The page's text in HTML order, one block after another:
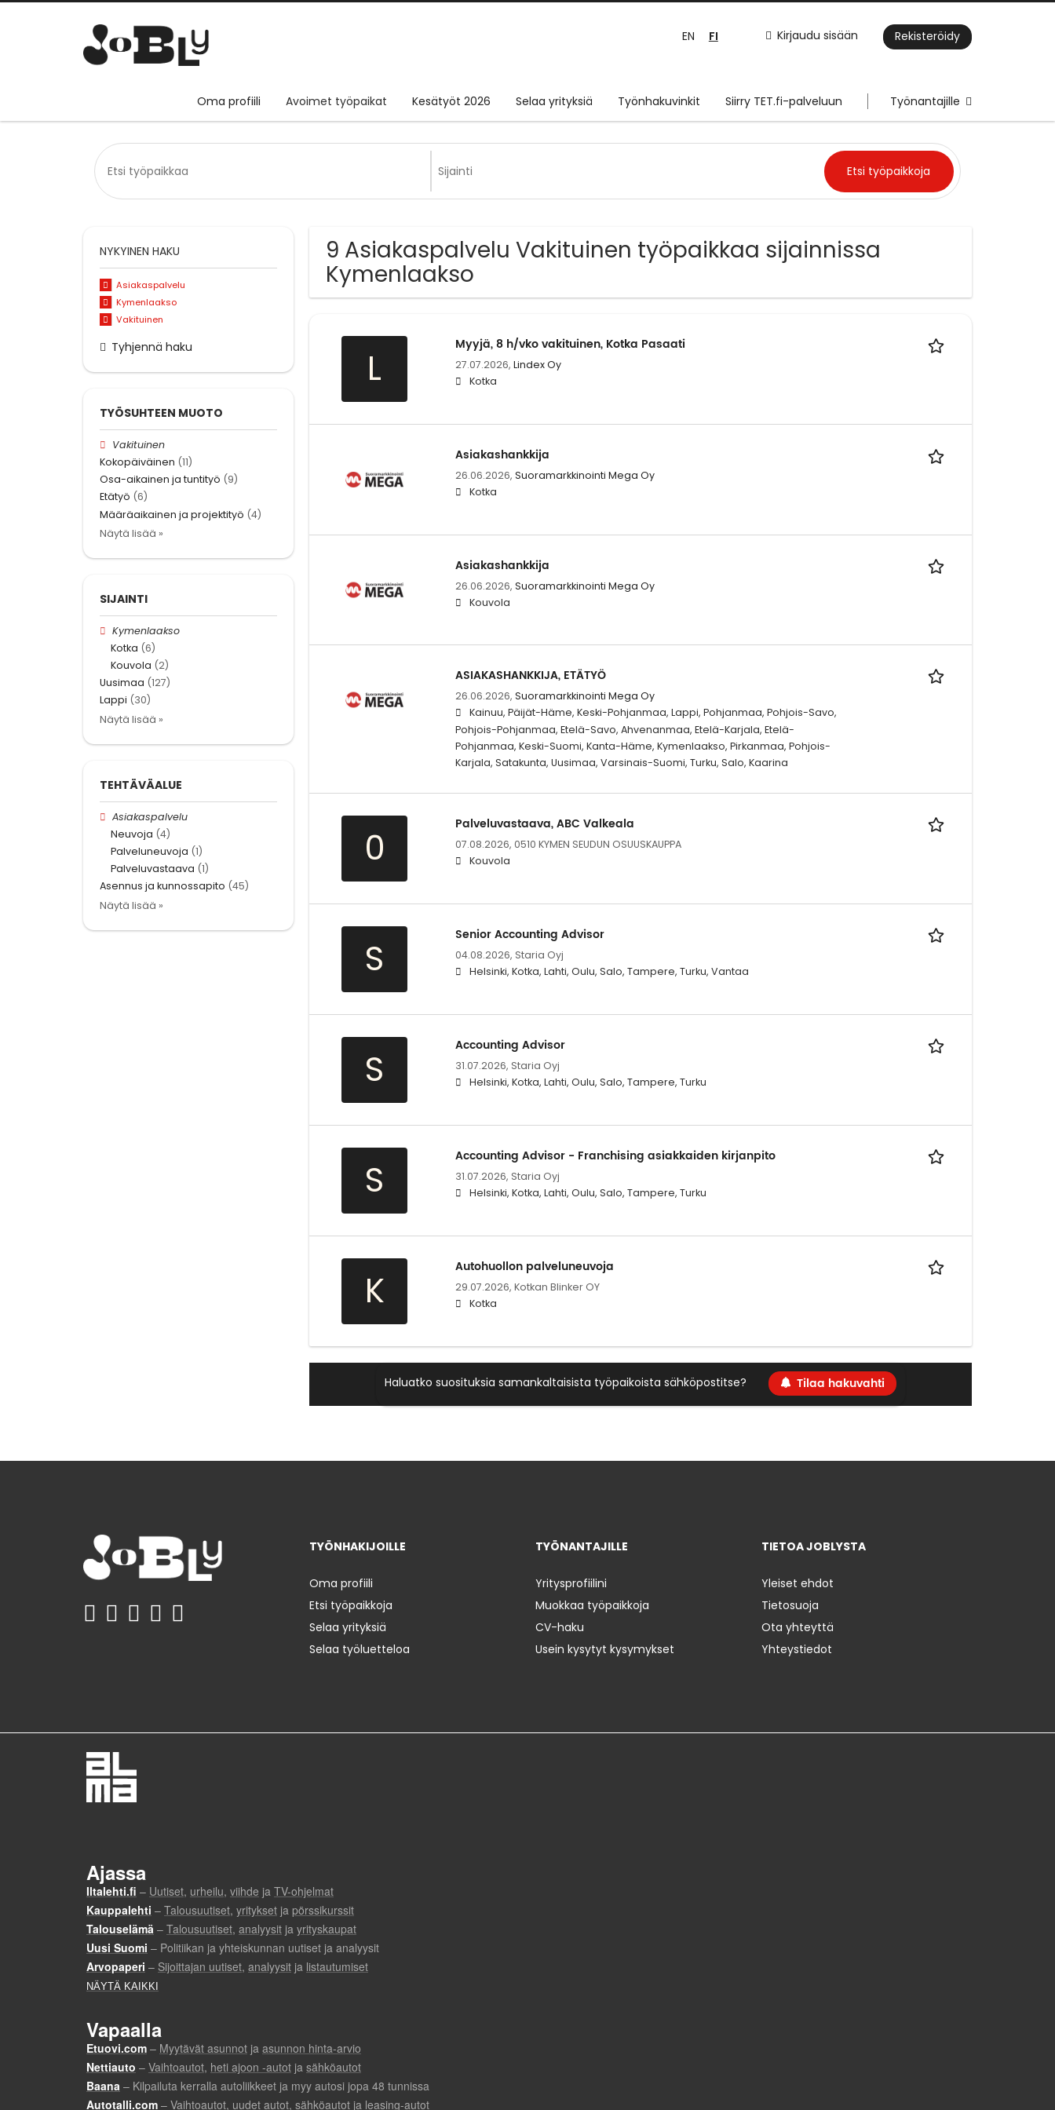
Kirjaudu sisään Rekisteröidy
EN FI
Oma profiili Avoimet työpaikat Kesätyöt 2026 Selaa yrityksiä Työnhakuvinkit Siirry TET.fi-palveluun Työnantajille
9 Asiakaspalvelu Vakituinen työpaikkaa sijainnissa
Kymenlaakso
L
Myyjä, 8 h/vko vakituinen, Kotka Pasaati
27.07.2026, Lindex Oy
Kotka
Asiakashankkija
26.06.2026, Suoramarkkinointi Mega Oy
Kotka
Asiakashankkija
26.06.2026, Suoramarkkinointi Mega Oy
Kouvola
ASIAKASHANKKIJA, ETÄTYÖ
26.06.2026, Suoramarkkinointi Mega Oy
Kainuu, Päijät-Häme, Keski-Pohjanmaa, Lappi, Pohjanmaa, Pohjois-Savo,
Pohjois-Pohjanmaa, Etelä-Savo, Ahvenanmaa, Etelä-Karjala, Etelä-
Pohjanmaa, Keski-Suomi, Kanta-Häme, Kymenlaakso, Pirkanmaa, Pohjois-
Karjala, Satakunta, Uusimaa, Varsinais-Suomi, Turku, Salo, Kaarina
0
Palveluvastaava, ABC Valkeala
07.08.2026, 0510 KYMEN SEUDUN OSUUSKAUPPA
Kouvola
S
Senior Accounting Advisor
04.08.2026, Staria Oyj
Helsinki, Kotka, Lahti, Oulu, Salo, Tampere, Turku, Vantaa
S
Accounting Advisor
31.07.2026, Staria Oyj
Helsinki, Kotka, Lahti, Oulu, Salo, Tampere, Turku
S
Accounting Advisor - Franchising asiakkaiden kirjanpito
31.07.2026, Staria Oyj
Helsinki, Kotka, Lahti, Oulu, Salo, Tampere, Turku
K
Autohuollon palveluneuvoja
29.07.2026, Kotkan Blinker OY
Kotka
Haluatko suosituksia samankaltaisista työpaikoista sähköpostitse? Tilaa hakuvahti
NYKYINEN HAKU
Asiakaspalvelu
Kymenlaakso
Vakituinen
Tyhjennä haku
TYÖSUHTEEN MUOTO
Vakituinen
Kokopäiväinen (11)
Osa-aikainen ja tuntityö (9)
Etätyö (6)
Määräaikainen ja projektityö (4)
Näytä lisää »
SIJAINTI
Kymenlaakso
Kotka (6)
Kouvola (2)
Uusimaa (127)
Lappi (30)
Näytä lisää »
TEHTÄVÄALUE
Asiakaspalvelu
Neuvoja (4)
Palveluneuvoja (1)
Palveluvastaava (1)
Asennus ja kunnossapito (45)
Näytä lisää »
TYÖNHAKIJOILLE
Oma profiili
Etsi työpaikkoja
Selaa yrityksiä
Selaa työluetteloa
TYÖNANTAJILLE
Yritysprofiilini
Muokkaa työpaikkoja
CV-haku
Usein kysytyt kysymykset
TIETOA JOBLYSTA
Yleiset ehdot
Tietosuoja
Ota yhteyttä
Yhteystiedot